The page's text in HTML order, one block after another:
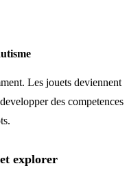
Les jouets deviennent
des competences
explorer